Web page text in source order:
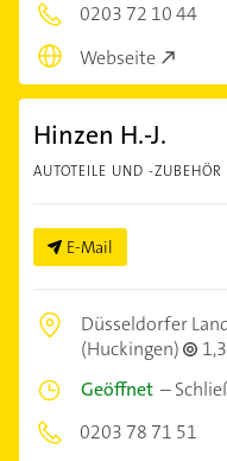
0203 72 10 44
Webseite
Hinzen H.-J.
AUTOTEILE UND -ZUBEHÖR
E-Mail
Düsseldorfer
(Huckingen)
Geöffnet –
0203 78 71 51